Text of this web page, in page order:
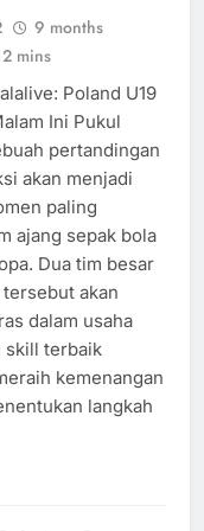
9 months
mins
Poland U19
Ini Pukul
pertandingan
akan menjadi
paling
ajang sepak bola
Dua tim besar
akan
dalam usaha
skill terbaik
kemenangan
langkah